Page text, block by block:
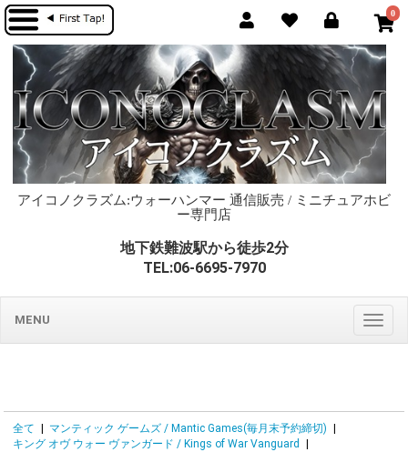
0
アイコノクラズム:ウォーハンマー 通信販売 / ミニチュアホビ
ー専門店
地下鉄難波駅から徒歩2分
TEL:06-6695-7970
MENU
全て マンティック ゲームズ / Mantic Games(毎月末予約締切)
キング オヴ ウォー ヴァンガード / Kings of War Vanguard